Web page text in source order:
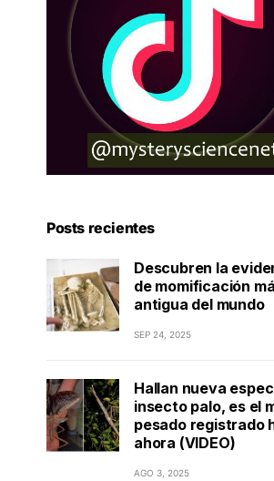
Posts recientes
Descubren la
de momificación
antigua del mundo
SEP 24, 2025
Hallan nueva
insecto palo, es el
pesado registrado
ahora (VIDEO)
AGO 3, 2025